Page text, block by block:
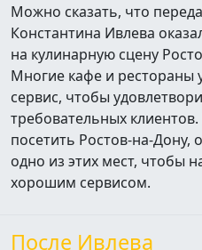
Можно сказать, что
Константина Ивлева
на кулинарную сцену
Многие кафе и
сервис, чтобы
требовательных
посетить Ростов-на-Дону,
одно из этих мест, чтобы
хорошим сервисом.
После Ивлева